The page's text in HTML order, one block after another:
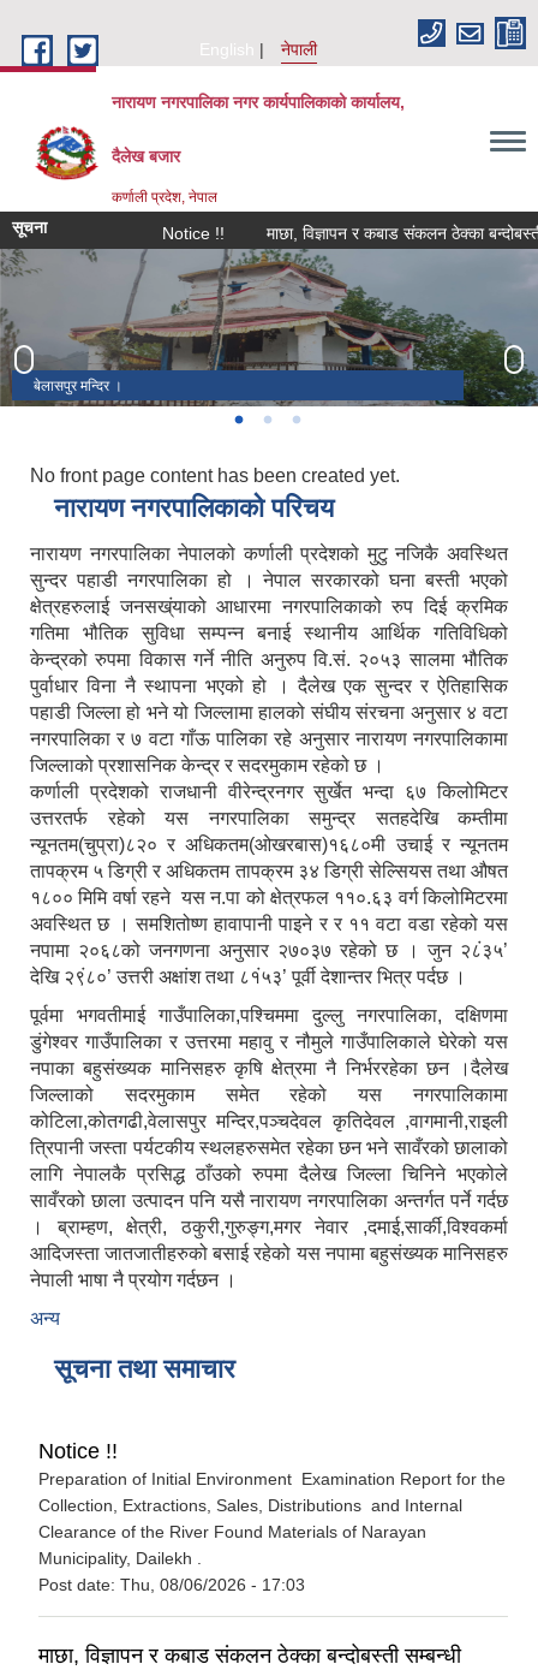
English
नेपाली
नारायण नगरपालिका नगर कार्यपालिकाको कार्यालय,
दैलेख बजार
कर्णाली प्रदेश, नेपाल
सूचना Notice !! माछा, विज्ञापन र कबाड संकलन ठेक्का बन्दोबस्ती
बेलासपुर मन्दिर ।
भुर्तिको २१ देवल ।
जाहरकोटकाे एक देवल / पादुकाको एक सिलालेख ।
No front page content has been created yet.
नारायण नगरपालिकाको परिचय
नारायण नगरपालिका नेपालको कर्णाली प्रदेशको मुटु नजिकै अवस्थित
सुन्दर पहाडी नगरपालिका हो । नेपाल सरकारको घना बस्ती भएको
क्षेत्रहरुलाई जनसख्ंयाको आधारमा नगरपालिकाको रुप दिई क्रमिक
गतिमा भौतिक सुविधा सम्पन्न बनाई स्थानीय आर्थिक गतिविधिको
केन्द्रको रुपमा विकास गर्ने नीति अनुरुप वि.सं. २०५३ सालमा भौतिक
पुर्वाधार विना नै स्थापना भएको हो । दैलेख एक सुन्दर र ऐतिहासिक
पहाडी जिल्ला हो भने यो जिल्लामा हालको संघीय संरचना अनुसार ४ वटा
नगरपालिका र ७ वटा गाँऊ पालिका रहे अनुसार नारायण नगरपालिकामा
जिल्लाको प्रशासनिक केन्द्र र सदरमुकाम रहेको छ ।
कर्णाली प्रदेशको राजधानी वीरेन्द्रनगर सुर्खेत भन्दा ६७ किलोमिटर
उत्तरतर्फ रहेको यस नगरपालिका समुन्द्र सतहदेखि कम्तीमा
न्यूनतम(चुप्रा)८२० र अधिकतम(ओखरबास)१६८०मी उचाई र न्यूनतम
तापक्रम ५ डिग्री र अधिकतम तापक्रम ३४ डिग्री सेल्सियस तथा औषत
१८०० मिमि वर्षा रहने यस न.पा को क्षेत्रफल ११०.६३ वर्ग किलोमिटरमा
अवस्थित छ । समशितोष्ण हावापानी पाइने र र ११ वटा वडा रहेको यस
नपामा २०६८को जनगणना अनुसार २७०३७ रहेको छ । जुन २८ं३५’
देखि २९ं८०’ उत्तरी अक्षांश तथा ८१ं५३’ पूर्वी देशान्तर भित्र पर्दछ ।
पूर्वमा भगवतीमाई गाउँपालिका,पश्चिममा दुल्लु नगरपालिका, दक्षिणमा
डुंगेश्वर गाउँपालिका र उत्तरमा महावु र नौमुले गाउँपालिकाले घेरेको यस
नपाका बहुसंख्यक मानिसहरु कृषि क्षेत्रमा नै निर्भररहेका छन ।दैलेख
जिल्लाको सदरमुकाम समेत रहेको यस नगरपालिकामा
कोटिला,कोतगढी,वेलासपुर मन्दिर,पञ्चदेवल कृतिदेवल ,वागमानी,राइली
त्रिपानी जस्ता पर्यटकीय स्थलहरुसमेत रहेका छन भने सावँरको छालाको
लागि नेपालकै प्रसिद्ध ठाँउको रुपमा दैलेख जिल्ला चिनिने भएकोले
सावँरको छाला उत्पादन पनि यसै नारायण नगरपालिका अन्तर्गत पर्ने गर्दछ
। ब्राम्हण, क्षेत्री, ठकुरी,गुरुङ्ग,मगर नेवार ,दमाई,सार्की,विश्वकर्मा
आदिजस्ता जातजातीहरुको बसाई रहेको यस नपामा बहुसंख्यक मानिसहरु
नेपाली भाषा नै प्रयोग गर्दछन ।
अन्य
सूचना तथा समाचार
Notice !!
Preparation of Initial Environment Examination Report for the
Collection, Extractions, Sales, Distributions and Internal
Clearance of the River Found Materials of Narayan
Municipality, Dailekh .
Post date: Thu, 08/06/2026 - 17:03
माछा, विज्ञापन र कबाड संकलन ठेक्का बन्दोबस्ती सम्बन्धी